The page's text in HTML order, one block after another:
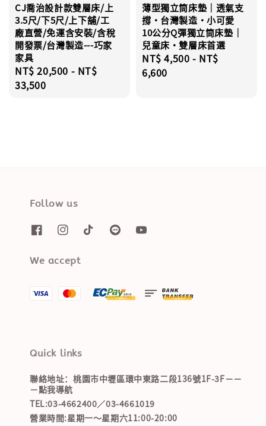
CJ喬治設計款雙層床/上
3.5尺/下5尺/上下舖/工
廠直營/免運含安裝/含稅
開發票/台灣製造---巧家
家具
Regular
price
NT$ 20,500 - NT$
33,500
薄型獨立筒床墊｜透氣支
撐・台灣製造・小可愛
10公分Q彈獨立筒床墊｜
兒童床・雙層床首選
Regular
price
NT$ 4,500 - NT$
6,600
Follow us
We accept
Quick links
聯絡地址：桃園市中壢區環中東路二段136號1F-3F－－
－點我導航
TEL:03-4662400／03-4661019
營業時間:星期一～星期六11:00-20:00